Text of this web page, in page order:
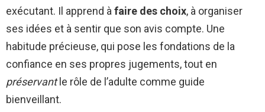
exécutant. Il apprend à faire des choix, à organiser
ses idées et à sentir que son avis compte. Une
habitude précieuse, qui pose les fondations de la
confiance en ses propres jugements, tout en
préservantle rôle de l’adulte comme guide
bienveillant.